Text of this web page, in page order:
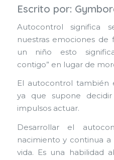
Escrito por:
Autocontrol significa
nuestras emociones de
un niño esto
contigo” en lugar de
El autocontrol también
ya que supone
impulsos actuar.
Desarrollar el
nacimiento y continua
vida. Es una habilidad